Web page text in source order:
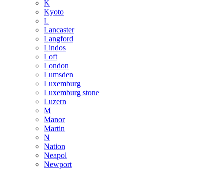
K
Kyoto
L
Lancaster
Langford
Lindos
Loft
London
Lumsden
Luxemburg
Luxemburg stone
Luzern
M
Manor
Martin
N
Nation
Neapol
Newport